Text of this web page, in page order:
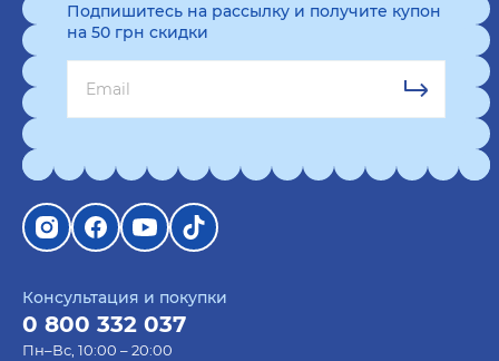
Консультация и покупки
0 800 332 037
Пн–Вс, 10:00 – 20:00
Подпишитесь на рассылку и получите купон
на 50 грн скидки